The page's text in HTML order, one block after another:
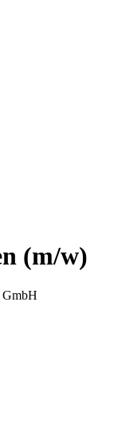
(m/w)
GmbH